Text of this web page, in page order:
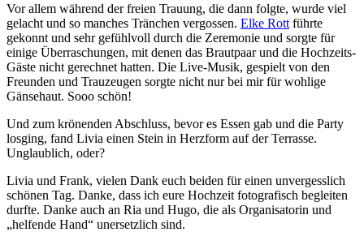
Vor allem während der freien Trauung, die dann folgte, wurde viel
gelacht und so manches Tränchen vergossen. Elke Rott führte
gekonnt und sehr gefühlvoll durch die Zeremonie und sorgte für
einige Überraschungen, mit denen das Brautpaar und die Hochzeits-
Gäste nicht gerechnet hatten. Die Live-Musik, gespielt von den
Freunden und Trauzeugen sorgte nicht nur bei mir für wohlige
Gänsehaut. Sooo schön!
Und zum krönenden Abschluss, bevor es Essen gab und die Party
losging, fand Livia einen Stein in Herzform auf der Terrasse.
Unglaublich, oder?
Livia und Frank, vielen Dank euch beiden für einen unvergesslich
schönen Tag. Danke, dass ich eure Hochzeit fotografisch begleiten
durfte. Danke auch an Ria und Hugo, die als Organisatorin und
„helfende Hand“ unersetzlich sind.